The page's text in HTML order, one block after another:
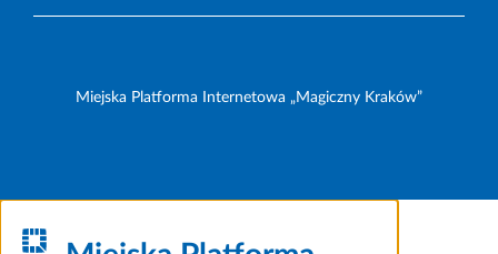
Miejska Platforma Internetowa „Magiczny Kraków”